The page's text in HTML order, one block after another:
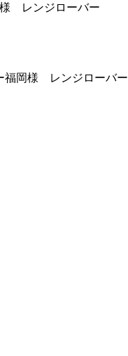
様 レンジローバー
福岡様 レンジローバー